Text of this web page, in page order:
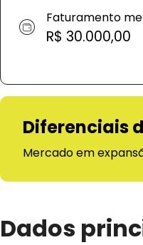
Faturamento
R$ 30.000,00
Diferenciais
Mercado em
Dados